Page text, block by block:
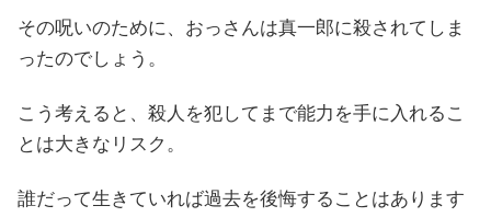
その呪いのために、おっさんは真一郎に殺されてしま
ったのでしょう。
こう考えると、殺人を犯してまで能力を手に入れるこ
とは大きなリスク。
誰だって生きていれば過去を後悔することはあります